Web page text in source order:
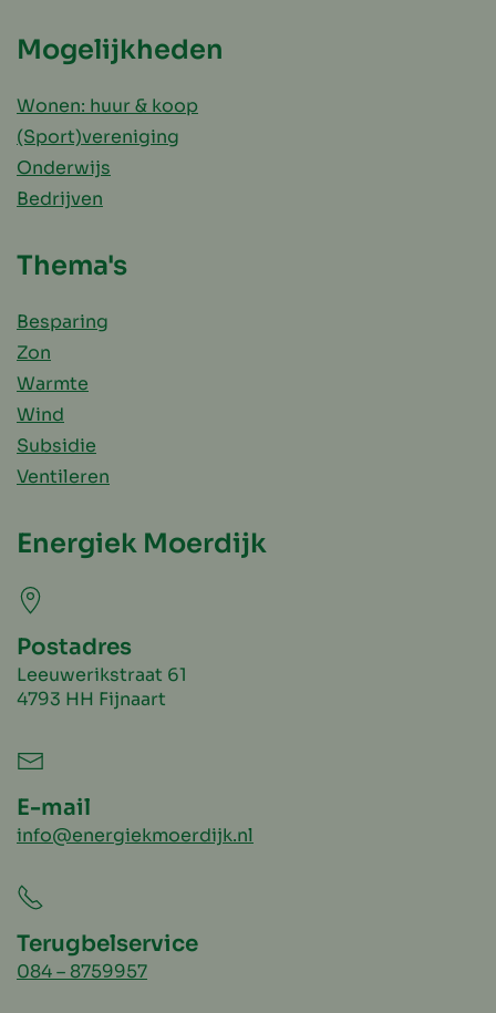
Mogelijkheden
Wonen: huur & koop
(Sport)vereniging
Onderwijs
Bedrijven
Thema's
Besparing
Zon
Warmte
Wind
Subsidie
Ventileren
Energiek Moerdijk
Postadres
Leeuwerikstraat 61
4793 HH Fijnaart
E-mail
info@energiekmoerdijk.nl
Terugbelservice
084 – 8759957